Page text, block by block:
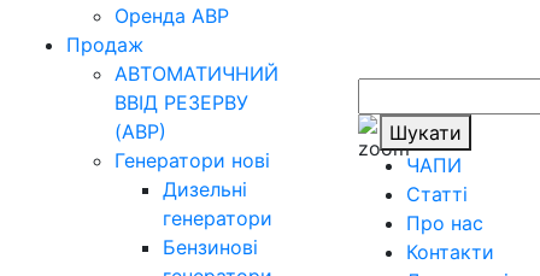
Оренда АВР
Продаж
АВТОМАТИЧНИЙ
ВВІД РЕЗЕРВУ
(АВР)
Генератори нові
Дизельні
генератори
Бензинові
Шукати
ЧАПИ
Статті
Про нас
Контакти